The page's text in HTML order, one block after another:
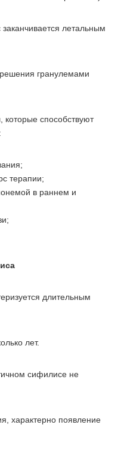
летальным
гранулемами
способствуют
терапии;
в раннем и
длительным
лет.
сифилисе не
характерно появление